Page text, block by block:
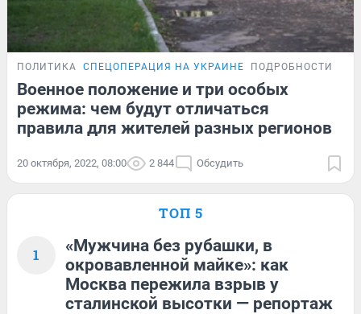
ПОЛИТИКА СПЕЦОПЕРАЦИЯ НА УКРАИНЕ ПОДРОБНОСТИ
Военное положение и три особых
режима: чем будут отличаться
правила для жителей разных регионов
20 октября, 2022, 08:00 2 844 Обсудить
ТОП 5
1
«Мужчина без рубашки, в
окровавленной майке»: как
Москва пережила взрыв у
сталинской высотки — репортаж